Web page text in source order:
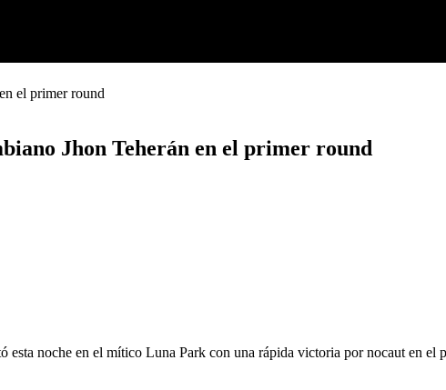
Jhon Teherán en el primer round
esta noche en el mítico Luna Park con una rápida victoria por nocaut en